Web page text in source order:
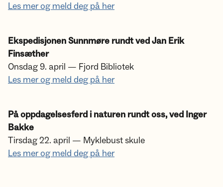
Les mer og meld deg på her
Ekspedisjonen Sunnmøre rundt ved Jan Erik
Finsæther
Onsdag 9. april — Fjord Bibliotek
Les mer og meld deg på her
På oppdagelsesferd i naturen rundt oss, ved Inger
Bakke
Tirsdag 22. april — Myklebust skule
Les mer og meld deg på her